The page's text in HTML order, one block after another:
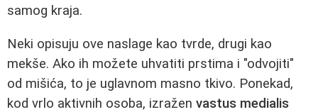
samog kraja.
Neki opisuju ove naslage kao tvrde, drugi kao
mekše. Ako ih možete uhvatiti prstima i "odvojiti"
od mišića, to je uglavnom masno tkivo. Ponekad,
kod vrlo aktivnih osoba, izražen vastus medialis